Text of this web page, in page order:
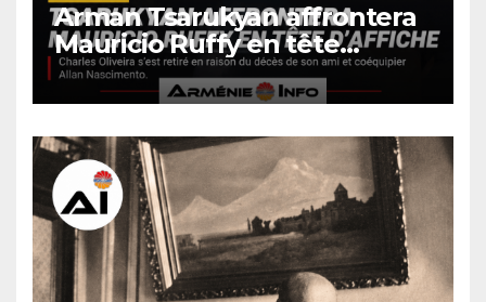
Arman Tsarukyan affrontera
Mauricio Ruffy en tête
d’affiche de l’UFC 331